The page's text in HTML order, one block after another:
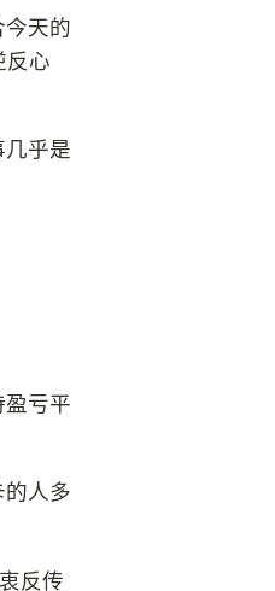
天的
反心
乎是
亏平
人多
反传